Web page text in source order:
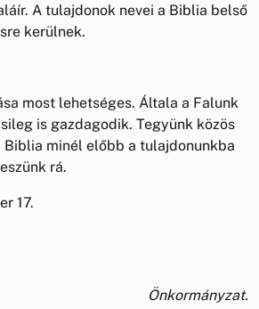
A tulajdonok nevei a Biblia belső
kerülnek.
most lehetséges. Általa a Falunk
is gazdagodik. Tegyünk közös
minél előbb a tulajdonunkba
rá.
17.
Önkormányzat.